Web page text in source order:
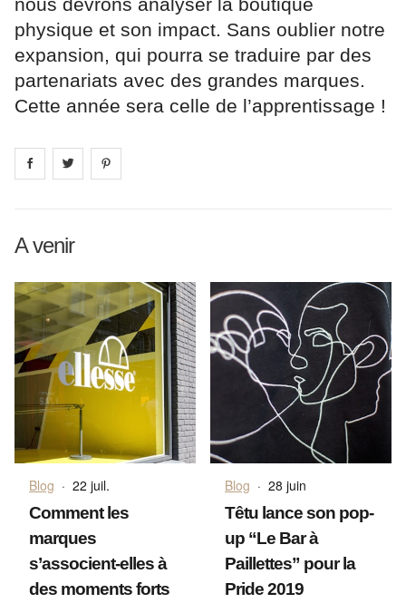
physique et son impact. Sans oublier notre
expansion, qui pourra se traduire par des
partenariats avec des grandes marques.
Cette année sera celle de l’apprentissage !
Share on facebook
Share on
A venir
Blog · 22 juil.
Comment les
marques
s’associent-elles à
des moments forts
Blog · 28 juin
Têtu lance son pop-
up “Le Bar à
Paillettes” pour la
Pride 2019